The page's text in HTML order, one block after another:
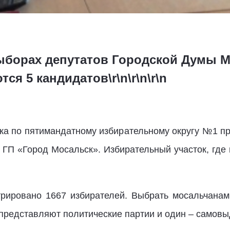
депутатов Городской Думы
5 кандидатов\r\n\r\n\r\n
по пятимандатному избирательному округу №1
«Город Мосальск». Избирательный участок, где
1667 избирателей. Выбрать
политические партии и один –